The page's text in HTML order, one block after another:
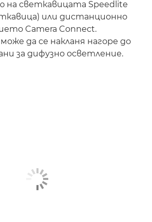
на светкавицата Speedlite
или дистанционно
Camera Connect.
може да се накланя нагоре до
за дифузно осветление.